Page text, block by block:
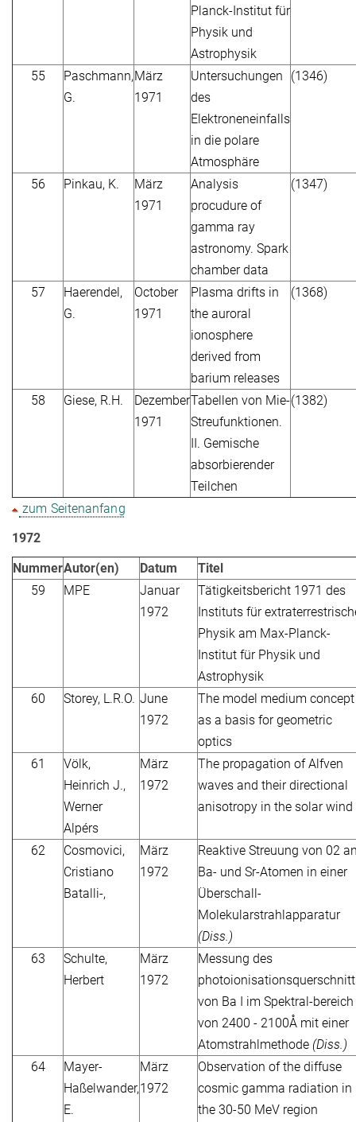
Planck-Institut für
Physik und
Astrophysik
55
Paschmann,
G.
März
1971
Untersuchungen
des
Elektroneneinfalls
in die polare
Atmosphäre
(1346)
56 Pinkau, K.
März
1971
Analysis
procudure of
gamma ray
astronomy. Spark
chamber data
(1347)
57
Haerendel,
G.
October
1971
Plasma drifts in
the auroral
ionosphere
derived from
barium releases
(1368)
58 Giese, R.H.
Dezember
1971
Tabellen von Mie-
Streufunktionen.
II. Gemische
absorbierender
Teilchen
(1382)
zum Seitenanfang
1972
NummerAutor(en) Datum
Titel
59
MPE
Januar
1972
Tätigkeitsbericht 1971 des
Instituts für
Physik am Max-Planck-
Institut für Physik und
Astrophysik
60
Storey, L.R.O. June
1972
The model medium concept
as a basis for geometric
optics
61
Völk,
Heinrich J.,
Werner
Alpérs
März
1972
The propagation of Alfven
waves and their directional
anisotropy in the solar wind
62
Cosmovici,
Cristiano
Batalli-,
März
1972
Reaktive Streuung von 02
Ba- und Sr-Atomen in einer
Überschall-
Molekularstrahlapparatur
(Diss.)
63
Schulte,
Herbert
März
1972
Messung des
von Ba I im Spektral-bereich
von 2400 - 2100Å mit einer
Atomstrahlmethode (Diss.)
64
Mayer-
Haßelwander,
E.
März
1972
Observation of the diffuse
cosmic gamma radiation in
the 30-50 MeV region